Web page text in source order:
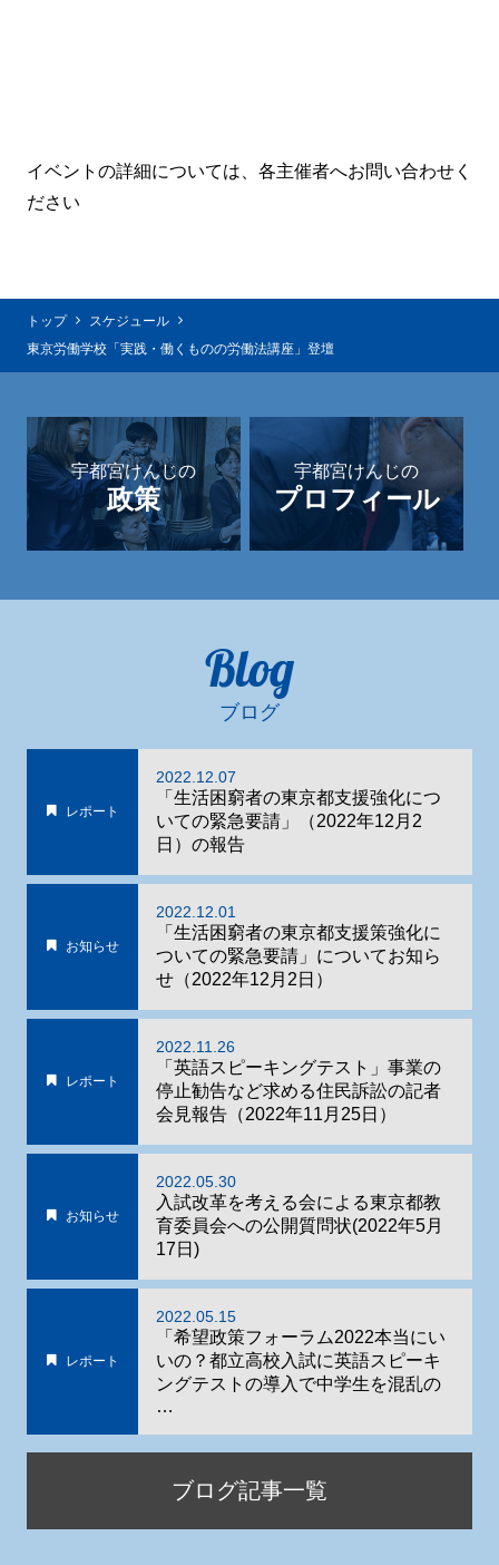
イベントの詳細については、各主催者へお問い合わせく
ださい
トップ
スケジュール
東京労働学校「実践・働くものの労働法講座」登壇
宇都宮けんじの
政策
宇都宮けんじの
プロフィール
Blog
ブログ
レポート
2022.12.07
「生活困窮者の東京都支援強化につ
いての緊急要請」（2022年12月2
日）の報告
お知らせ
2022.12.01
「生活困窮者の東京都支援策強化に
ついての緊急要請」についてお知ら
せ（2022年12月2日）
レポート
2022.11.26
「英語スピーキングテスト」事業の
停止勧告など求める住民訴訟の記者
会見報告（2022年11月25日）
お知らせ
2022.05.30
入試改革を考える会による東京都教
育委員会への公開質問状(2022年5月
17日)
レポート
2022.05.15
「希望政策フォーラム2022本当にい
いの？都立高校入試に英語スピーキ
ングテストの導入で中学生を混乱の
…
ブログ記事一覧